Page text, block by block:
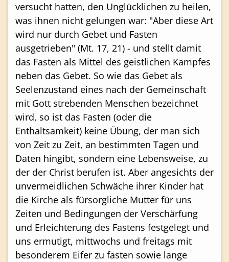
versucht hatten, den Unglücklichen zu heilen,
was ihnen nicht gelungen war: "Aber diese Art
wird nur durch Gebet und Fasten
ausgetrieben" (Mt. 17, 21) - und stellt damit
das Fasten als Mittel des geistlichen Kampfes
neben das Gebet. So wie das Gebet als
Seelenzustand eines nach der Gemeinschaft
mit Gott strebenden Menschen bezeichnet
wird, so ist das Fasten (oder die
Enthaltsamkeit) keine Übung, der man sich
von Zeit zu Zeit, an bestimmten Tagen und
Daten hingibt, sondern eine Lebensweise, zu
der der Christ berufen ist. Aber angesichts der
unvermeidlichen Schwäche ihrer Kinder hat
die Kirche als fürsorgliche Mutter für uns
Zeiten und Bedingungen der Verschärfung
und Erleichterung des Fastens festgelegt und
uns ermutigt, mittwochs und freitags mit
besonderem Eifer zu fasten sowie lange